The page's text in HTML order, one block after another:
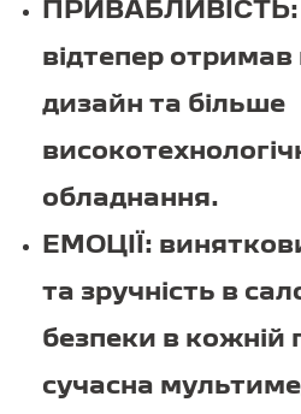
ПРИВАБЛИВІСТЬ:
відтепер
дизайн та більше
обладнання.
ЕМОЦІЇ:
та зручність в
безпеки в кожній
сучасна